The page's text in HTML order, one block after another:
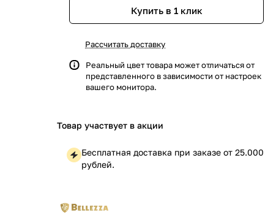
Купить в 1 клик
Рассчитать доставку
Реальный цвет товара может отличаться от
представленного в зависимости от настроек
вашего монитора.
Товар участвует в акции
Бесплатная доставка при заказе от 25.000
рублей.